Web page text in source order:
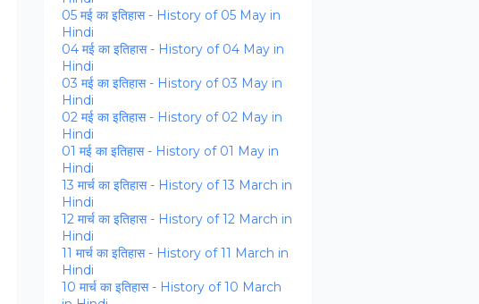
05 मई का इतिहास - History of 05 May in
Hindi
04 मई का इतिहास - History of 04 May in
Hindi
03 मई का इतिहास - History of 03 May in
Hindi
02 मई का इतिहास - History of 02 May in
Hindi
01 मई का इतिहास - History of 01 May in
Hindi
13 मार्च का इतिहास - History of 13 March in
Hindi
12 मार्च का इतिहास - History of 12 March in
Hindi
11 मार्च का इतिहास - History of 11 March in
Hindi
10 मार्च का इतिहास - History of 10 March